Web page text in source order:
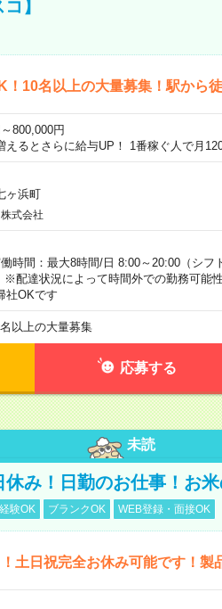
】
！10名以上の大量募集！駅から
800,000円
るとさらに給与UP！ 1番稼ぐ人で月
ヶ浜町
式会社
時間：最大8時間/日 8:00～20:00（シ
※配達状況によって時間外での勤務可
社OKです
以上の大量募集
応募する
未読
み！日勤のお仕事！お
験OK ブランクOK WEB登録・面接OK
土日祝完全お休み可能です！製